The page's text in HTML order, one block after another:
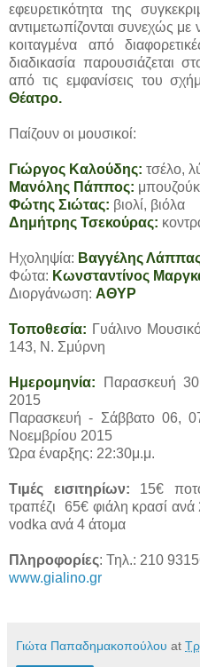
εφευρετικότητα της
αντιμετωπίζονται συνεχώς
κοιταγμένα από
διαδικασία παρουσιάζεται
από τις εμφανίσεις του
Θέατρο.
Παίζουν οι μουσικοί:
Γιώργος Καλούδης: τσέλο,
Μανόλης Πάππος:
Φώτης Σιώτας: βιολί, βιόλα
Δημήτρης Τσεκούρας:
Ηχοληψία: Βαγγέλης
Φώτα: Κωνσταντίνος
Διοργάνωση: ΑΘΥΡ
Τοποθεσία: Γυάλινο
143, Ν. Σμύρνη
Ημερομηνία:
Παρασκευή
2015
Παρασκευή - Σάββατο 06,
Νοεμβρίου 2015
Ώρα έναρξης: 22:30μ.μ.
Τιμές εισιτηρίων: 15€
τραπέζι 65€ φιάλη κρασί
vodka ανά 4 άτομα
Πληροφορίες: Τηλ.: 210
www.gialino.gr
Γιώτα Παπαδημακοπούλου at